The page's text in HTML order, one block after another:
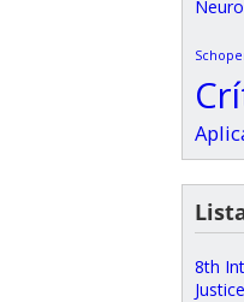
8th
Justice